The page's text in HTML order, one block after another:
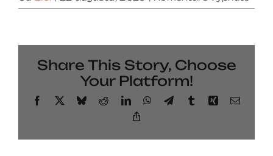
Share This Story, Choose
Your Platform!
Facebook BlueskyRedditLinkedInWhatsApp
TelegramTumblrXingEmail